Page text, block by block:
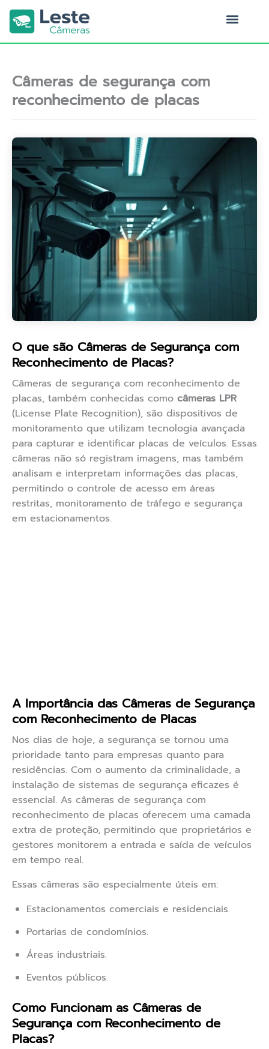
para
conteúdo
Câmeras de segurança com
reconhecimento de placas
O que são Câmeras de Segurança com
Reconhecimento de Placas?
Câmeras de segurança com reconhecimento de
placas, também conhecidas como câmeras LPR
(License Plate Recognition), são dispositivos de
monitoramento que utilizam tecnologia avançada
para capturar e identificar placas de veículos. Essas
câmeras não só registram imagens, mas também
analisam e interpretam informações das placas,
permitindo o controle de acesso em áreas
restritas, monitoramento de tráfego e segurança
em estacionamentos.
A Importância das Câmeras de Segurança
com Reconhecimento de Placas
Nos dias de hoje, a segurança se tornou uma
prioridade tanto para empresas quanto para
residências. Com o aumento da criminalidade, a
instalação de sistemas de segurança eficazes é
essencial. As câmeras de segurança com
reconhecimento de placas oferecem uma camada
extra de proteção, permitindo que proprietários e
gestores monitorem a entrada e saída de veículos
em tempo real.
Essas câmeras são especialmente úteis em:
Estacionamentos comerciais e residenciais.
Portarias de condomínios.
Áreas industriais.
Eventos públicos.
Como Funcionam as Câmeras de
Segurança com Reconhecimento de
Placas?